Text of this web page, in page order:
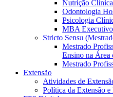
Nutrição Clínica
Odontologia
Psicologia
MBA Executivo
Stricto Sensu
Mestrado
Ensino na Área
Mestrado
Extensão
Atividades de
Política da Extensão e